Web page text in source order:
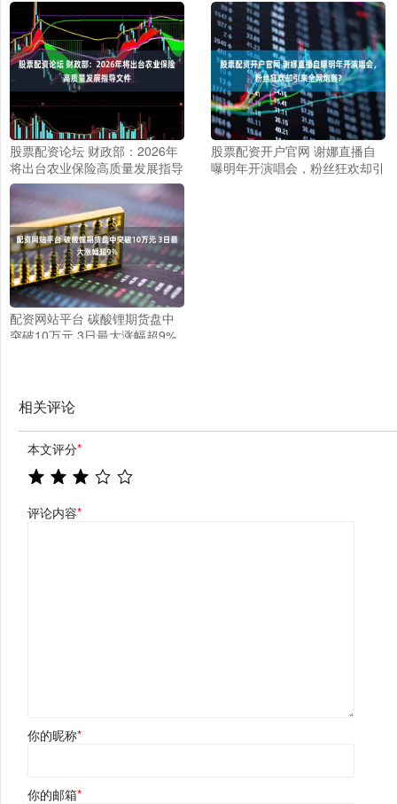
股票配资论坛 财政部：2026年
将出台农业保险高质量发展指导
文件
股票配资开户官网 谢娜直播自
曝明年开演唱会，粉丝狂欢却引
配资网站平台 碳酸锂期货盘中
突破10万元 3日最大涨幅超9%
相关评论
本文评分*
评论内容*
你的昵称*
你的邮箱*